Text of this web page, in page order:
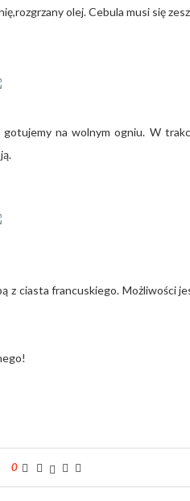
olej. Cebula musi się
na wolnym ogniu. W
z ciasta francuskiego. Możliwości
0